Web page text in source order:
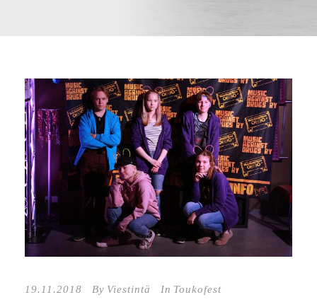
19.11.2018 By Viestintä In Toukofest